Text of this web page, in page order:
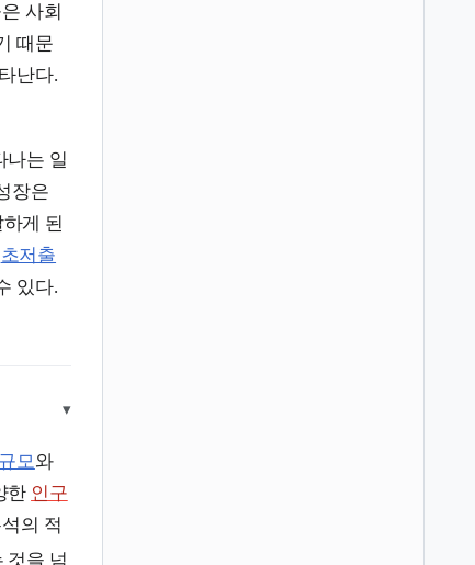
사회
때문
난다.
나는 일
장은
게 된
초저출
있다.
▾
모 와
한 인구
의 적
것을 넘